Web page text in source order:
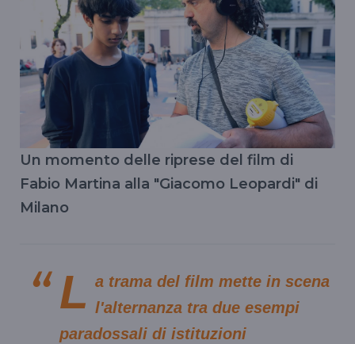
Un momento delle riprese del film di
Fabio Martina alla "Giacomo Leopardi" di
Milano
L a trama del film mette in scena
l'alternanza tra due esempi
paradossali di istituzioni